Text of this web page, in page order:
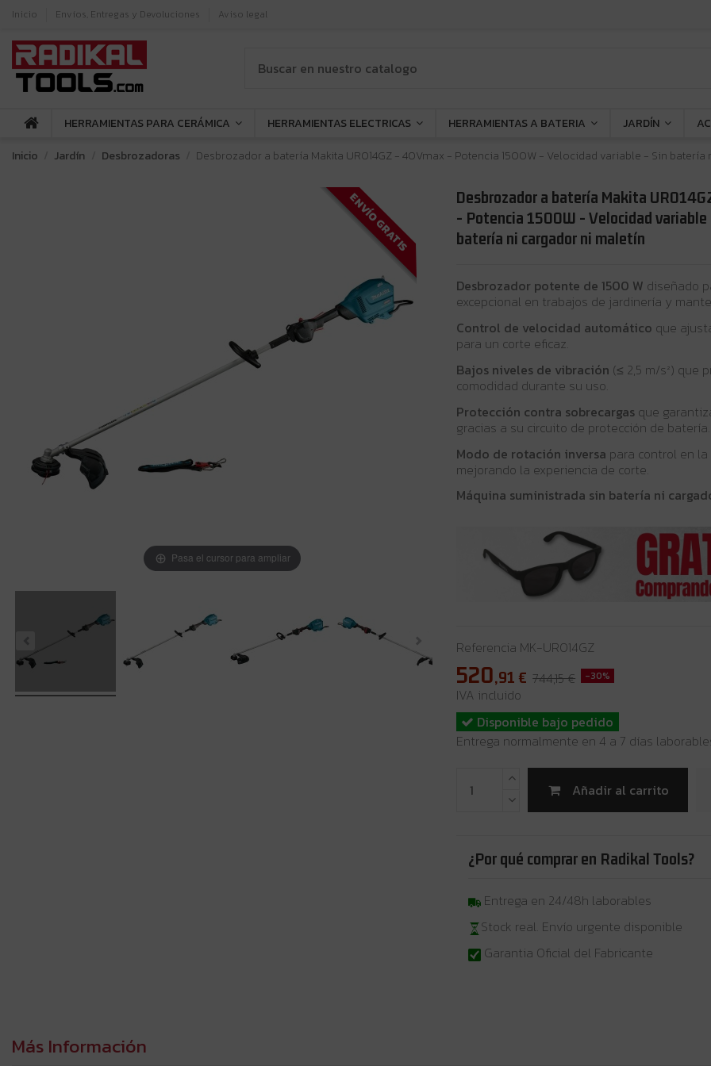
Inicio Envíos, Entregas y Devoluciones Aviso legal
HERRAMIENTAS PARA CERÁMICA HERRAMIENTAS ELECTRICAS HERRAMIENTAS A BATERIA JARDÍN
Inicio
Jardín Desbrozadoras Desbrozador a batería Makita UR014GZ - 40Vmax - Potencia 1500W - Velocidad variable - Sin
ENVÍO GRATIS
Pasa el cursor para ampliar
Desbrozador a batería Makita
- Potencia 1500W - Velocidad variable
batería ni cargador ni maletín
Desbrozador potente de 1500 W diseñado
excepcional en trabajos de jardinería y
Control de velocidad automático que
para un corte eficaz.
Bajos niveles de vibración (≤ 2,5 m/s²) que
comodidad durante su uso.
Protección contra sobrecargas que
gracias a su circuito de protección de batería.
Modo de rotación inversa para control en
mejorando la experiencia de corte.
Máquina suministrada sin batería ni
Referencia MK-UR014GZ
520 ,91 € 744,15 € -30%
IVA incluido
Disponible bajo pedido
Entrega normalmente en 4 a 7 días
Añadir al carrito
¿Por qué comprar en Radikal Tools?
Entrega en 24/48h laborables
Stock real. Envío urgente disponible
Garantia Oficial del Fabricante
Más Información